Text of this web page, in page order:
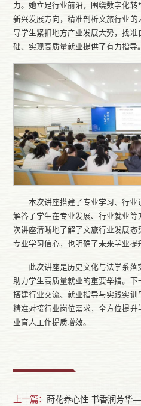
力。她立足行业前沿，围绕数字化
新兴发展方向，精准剖析文旅行业的
导学生紧扣地方产业发展大势，找
础、实现高质量就业提供了有力指导。
本次讲座搭建了专业学习、行
解答了学生在专业发展、行业就业
次讲座清晰地了解了文旅行业发展
专业学习信心，也明确了未来学业提
此次讲座是历史文化与法学系落
助力学生高质量就业的重要举措。
搭建行业交流、就业指导与实践实训
精准对接行业岗位需求，全方位提
业育人工作提质增效。
上一篇： 莳花养心性 书香润芳华